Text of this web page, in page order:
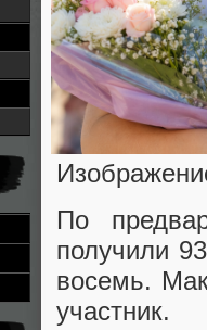
По
получили
восемь.
участник.